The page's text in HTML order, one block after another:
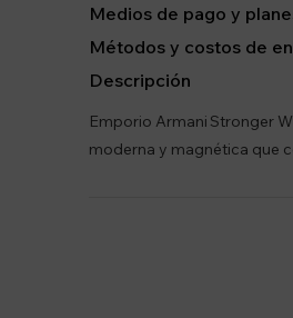
Medios de pago y
Métodos y costos de
Descripción
Emporio Armani Stronger
moderna y magnética que